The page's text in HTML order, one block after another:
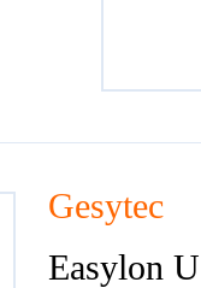
Gesytec
Easylon